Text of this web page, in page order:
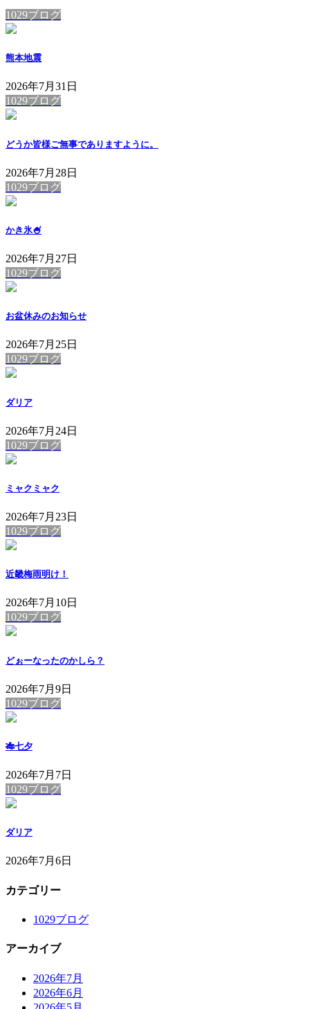
1029ブログ
熊本地震
2026年7月31日
1029ブログ
どうか皆様ご無事でありますように。
2026年7月28日
1029ブログ
かき氷🍧
2026年7月27日
1029ブログ
お盆休みのお知らせ
2026年7月25日
1029ブログ
ダリア
2026年7月24日
1029ブログ
ミャクミャク
2026年7月23日
1029ブログ
近畿梅雨明け！
2026年7月10日
1029ブログ
どぉーなったのかしら？
2026年7月9日
1029ブログ
🎋七夕
2026年7月7日
1029ブログ
ダリア
2026年7月6日
カテゴリー
1029ブログ
アーカイブ
2026年7月
2026年6月